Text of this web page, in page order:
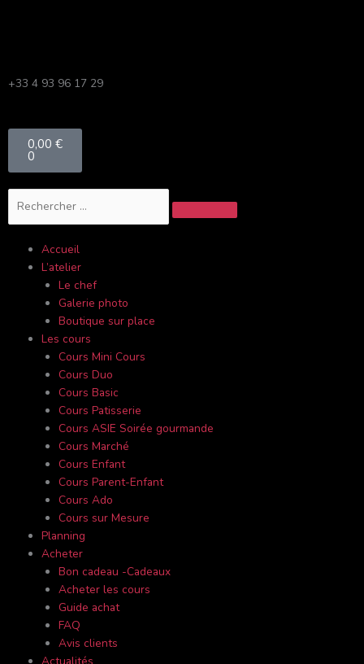
+33 4 93 96 17 29
0,00 €
0
Panier
Accueil
L’atelier
Le chef
Galerie photo
Boutique sur place
Les cours
Cours Mini Cours
Cours Duo
Cours Basic
Cours Patisserie
Cours ASIE Soirée gourmande
Cours Marché
Cours Enfant
Cours Parent-Enfant
Cours Ado
Cours sur Mesure
Planning
Acheter
Bon cadeau -Cadeaux
Acheter les cours
Guide achat
FAQ
Avis clients